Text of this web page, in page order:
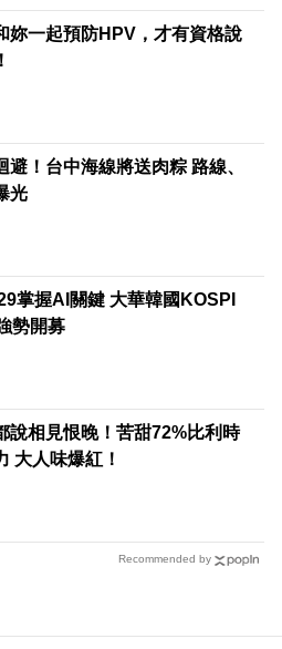
妳一起預防HPV，才有資格說
避！台中海線將送肉粽 路線、
光
掌握AI關鍵 大華韓國KOSPI
勢開募
說相見恨晚！苦甜72%比利時
大人味爆紅！
Recommended by